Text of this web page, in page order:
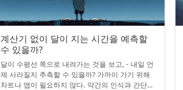
계산기 없이 달이 지는 시간을 예측할
수 있을까?
달이 수평선 쪽으로 내려가는 것을 보고, - 내일 언
제 사라질지 추측할 수 있을까? 가까이 가기 위해
차트나 앱이 필요하지 않다. 약간의 인식과 간단한